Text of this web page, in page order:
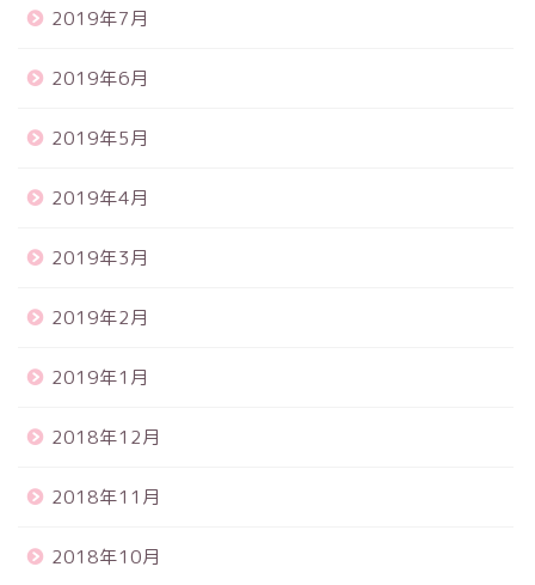
2019年7月
2019年6月
2019年5月
2019年4月
2019年3月
2019年2月
2019年1月
2018年12月
2018年11月
2018年10月